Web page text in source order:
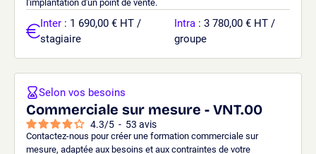
l'implantation d'un point de vente.
Inter : 1 690,00 € HT /
stagiaire
Intra : 3 780,00 € HT /
groupe
Commerciale sur mesure - VNT.00
4.3/5 - 53 avis
Contactez-nous pour créer une formation commerciale sur
mesure, adaptée aux besoins et aux contraintes de votre
Selon vos besoins